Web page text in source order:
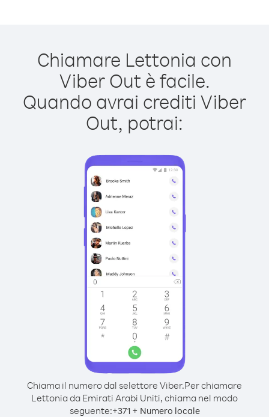
Chiamare Lettonia con
Viber Out è facile.
Quando avrai crediti Viber
Out, potrai:
Chiama il numero dal selettore Viber.Per chiamare
Lettonia da Emirati Arabi Uniti, chiama nel modo
seguente:+371+ Numero locale